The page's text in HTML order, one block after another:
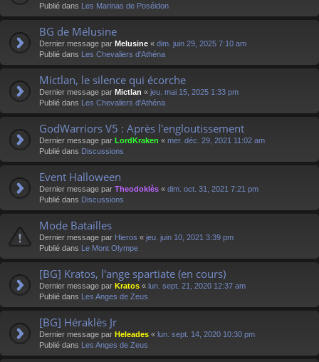
Publié dans Les Marinas de Poséidon
BG de Mélusine
Dernier message par Melusine « dim. juin 29, 2025 7:10 am
Publié dans Les Chevaliers d'Athéna
Mictlan, le silence qui écorche
Dernier message par Mictlan « jeu. mai 15, 2025 1:33 pm
Publié dans Les Chevaliers d'Athéna
GodWarriors V5 : Après l'engloutissement
Dernier message par LordKraken « mer. déc. 29, 2021 11:02 am
Publié dans Discussions
Event Halloween
Dernier message par Theodoklès « dim. oct. 31, 2021 7:21 pm
Publié dans Discussions
Mode Batailles
Dernier message par Hieros « jeu. juin 10, 2021 3:39 pm
Publié dans Le Mont Olympe
[BG] Kratos, l'ange spartiate (en cours)
Dernier message par Kratos « lun. sept. 21, 2020 12:37 am
Publié dans Les Anges de Zeus
[BG] Héraklès Jr
Dernier message par Heleades « lun. sept. 14, 2020 10:30 pm
Publié dans Les Anges de Zeus